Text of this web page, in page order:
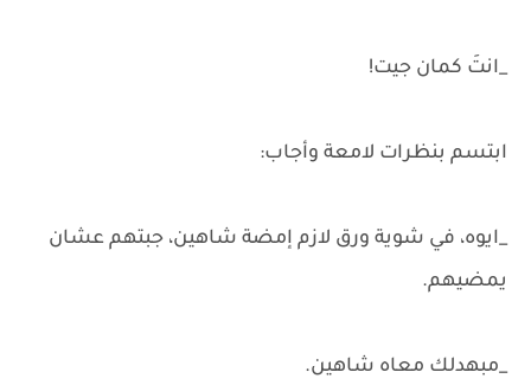
_انتَ كمان جيت!
ابتسم بنظرات لامعة وأجاب:
_ايوه، في شوية ورق لازم إمضة شاهين، جبتهم عشان
يمضيهم.
_مبهدلك معاه شاهين.